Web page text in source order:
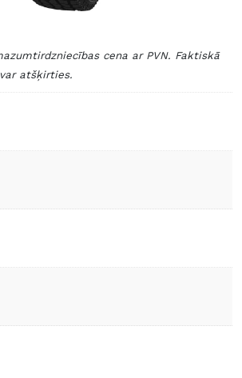
cena ar PVN. Faktiskā
atšķirties.